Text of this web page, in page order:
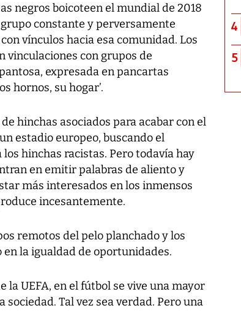
negros boicoteen el mundial de 2018
constante y perversamente
vínculos hacia esa comunidad. Los
vinculaciones con grupos de
expresada en pancartas
hornos, su hogar’.
hinchas asociados para acabar con el
estadio europeo, buscando el
hinchas racistas. Pero todavía hay
en emitir palabras de aliento y
más interesados en los inmensos
incesantemente.
remotos del pelo planchado y los
la igualdad de oportunidades.
UEFA, en el fútbol se vive una mayor
Tal vez sea verdad. Pero una
4
5